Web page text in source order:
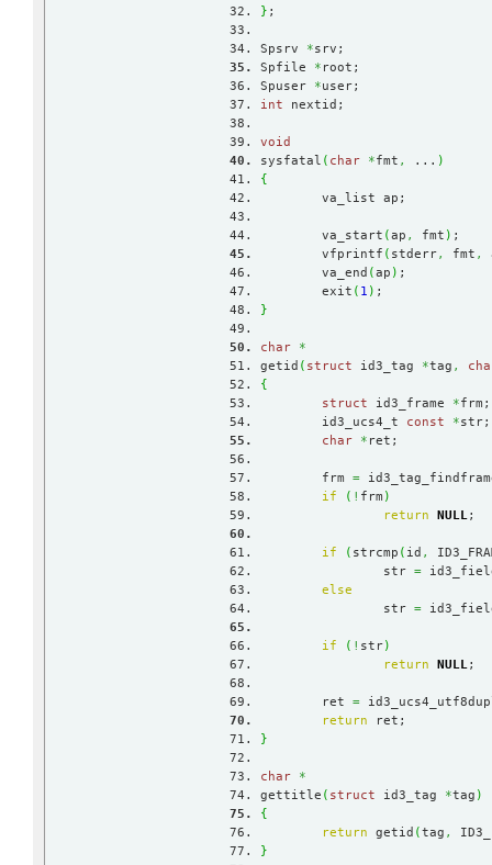
} ;
Spsrv *srv;
Spfile * root;
Spuser *user;
int nextid;
void
sysfatal ( char *fmt , ... )
{
	va_list ap;
	va_start
(ap , fmt ) ;
	vfprintf
( stderr, fmt ,
	va_end
(ap ) ;
	exit
( 1 ) ;
}
char
*
getid ( struct id3_tag *tag ,
{
struct id3_frame *frm;
	id3_ucs4_t
const *str;
char
* ret;
	frm
=
if
( ! frm )
return
NULL ;
if ( strcmp ( id ,
		str
=
else
		str
=
if ( ! str)
return
NULL ;
	ret
=
return ret;
}
char
*
gettitle ( struct id3_tag *tag )
{
return getid (tag ,
}